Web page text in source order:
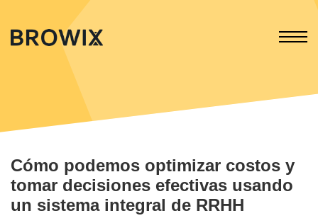
Cómo podemos optimizar costos y
tomar decisiones efectivas usando
un sistema integral de RRHH